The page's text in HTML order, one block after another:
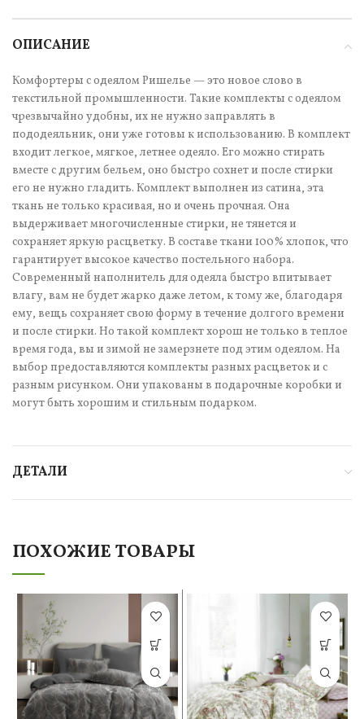
ОПИСАНИЕ
Комфортеры с одеялом Ришелье — это новое слово в
текстильной промышленности. Такие комплекты с одеялом
чрезвычайно удобны, их не нужно заправлять в
пододеяльник, они уже готовы к использованию. В комплект
входит легкое, мягкое, летнее одеяло. Его можно стирать
вместе с другим бельем, оно быстро сохнет и после стирки
его не нужно гладить. Комплект выполнен из сатина, эта
ткань не только красивая, но и очень прочная. Она
выдерживает многочисленные стирки, не тянется и
сохраняет яркую расцветку. В составе ткани 100% хлопок, что
гарантирует высокое качество постельного набора.
Современный наполнитель для одеяла быстро впитывает
влагу, вам не будет жарко даже летом, к тому же, благодаря
ему, вещь сохраняет свою форму в течение долгого времени
и после стирки. Но такой комплект хорош не только в теплое
время года, вы и зимой не замерзнете под этим одеялом. На
выбор предоставляются комплекты разных расцветок и с
разным рисунком. Они упакованы в подарочные коробки и
могут быть хорошим и стильным подарком.
ДЕТАЛИ
ПОХОЖИЕ ТОВАРЫ